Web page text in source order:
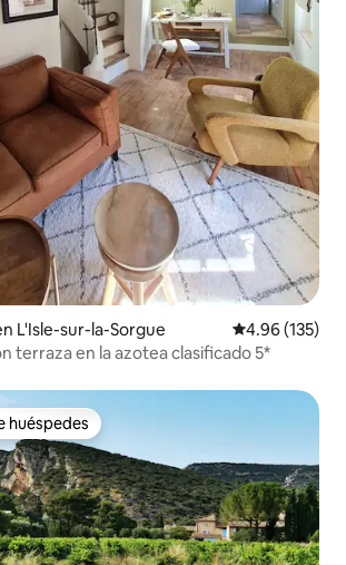
L'Isle-sur-la-Sorgue Calificación
4.96 (135)
terraza en la azotea clasificado 5*
Favorito entre huéspedes
huéspedes